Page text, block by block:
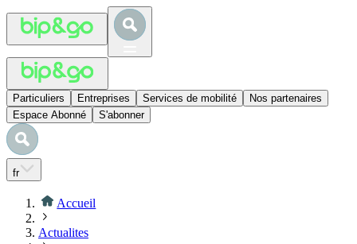
Particuliers Entreprises Services de mobilité
Nos partenaires
Espace Abonné
S'abonner
fr
Accueil
Actualites